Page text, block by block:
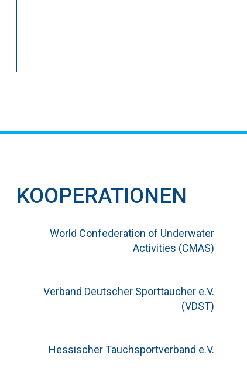
KOOPERATIONEN
World Confederation of Underwater
Activities (CMAS)
Verband Deutscher Sporttaucher e.V.
(VDST)
Hessischer Tauchsportverband e.V.